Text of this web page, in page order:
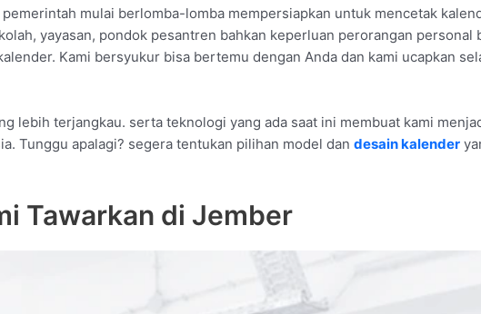
mulai berlomba-lomba mempersiapkan untuk mencetak
yayasan, pondok pesantren bahkan keperluan perorangan personal
Kami bersyukur bisa bertemu dengan Anda dan kami ucapkan
lebih terjangkau. serta teknologi yang ada saat ini membuat kami
Tunggu apalagi? segera tentukan pilihan model dan desain kalender
Tawarkan di Jember